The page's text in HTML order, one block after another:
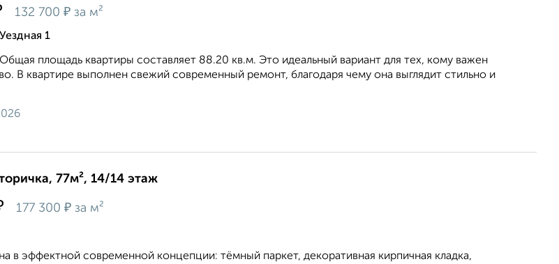
132 700 ₽ за м²
1
площадь квартиры составляет 88.20 кв.м. Это идеальный вариант для тех, кому важен
В квартире выполнен свежий современный ремонт, благодаря чему она выглядит стильно и
77м², 14/14 этаж
177 300 ₽ за м²
в эффектной современной концепции: тёмный паркет, декоративная кирпичная кладка,